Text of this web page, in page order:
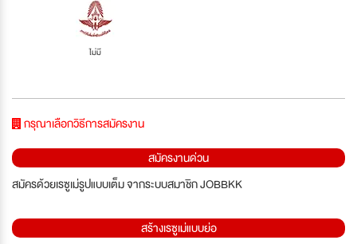
ไม่มี
กรุณาเลือกวิธีการสมัครงาน
สมัครงานด่วน
สมัครด้วยเรซูเม่รูปแบบเต็ม จากระบบสมาชิก JOBBKK
สร้างเรซูเม่แบบย่อ